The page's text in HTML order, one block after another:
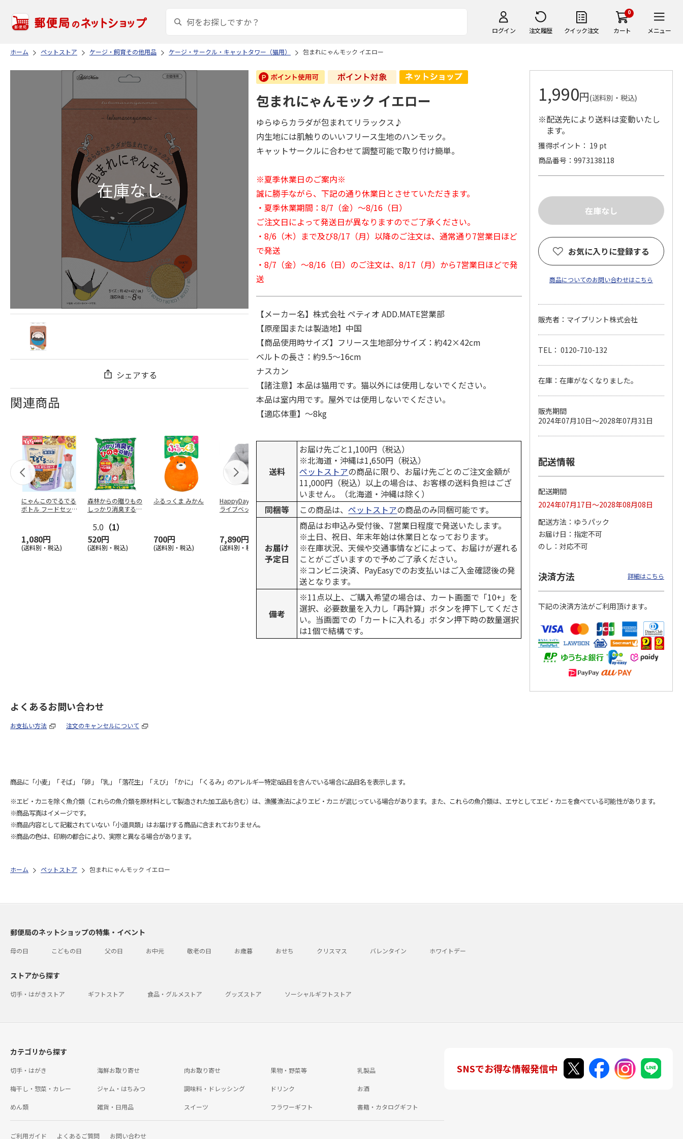
ログイン 注文履歴 クイック注文
0
カート メニュー
ホーム ペットストア ケージ・飼育その他用品 ケージ・サークル・キャットタワー（猫用） 包まれにゃんモック イエロー
シェアする
関連商品
にゃんこのでるでる
ボトル フードセッ
1,080円
(送料別・税込)
森林からの贈りもの
しっかり消臭するひ
5.0 （1）
520円
(送料別・税込)
ふるっくま みかん
700円
(送料別・税込)
HappyDays 2wayド
ライブベッド グレ
7,890円
(送料別・税込)
獣医師開発 ニオイ
をとる砂専用 猫ト
イレ ナチュラルグ
1,550円
(送料別・税込)
デオトイレ 飛び散
らない消臭・抗菌サ
ンド 4L
1,320円
(送料別・税込)
無添加良品 カムカ
ムデンタルコーン
ぐるぐるボーン型 S
…
470円
(送料別・税込)
銀のスプーン パウ
チ 健康に育つ子ね
こ用 まぐろ・かつ
おに…
120円
(送料別・税込)
ペット線香 虹のか
なた フルーティフ
ローラルの香り
590円
(送料別・税込)
鈴虫の経木 3枚入
包まれにゃんモック イエロー
ゆらゆらカラダが包まれてリラックス♪
内生地には肌触りのいいフリース生地のハンモック。
キャットサークルに合わせて調整可能で取り付け簡単。
※夏季休業日のご案内※
誠に勝手ながら、下記の通り休業日とさせていただきます。
・夏季休業期間：8/7（金）～8/16（日）
ご注文日によって発送日が異なりますのでご了承ください。
・8/6（木）まで及び8/17（月）以降のご注文は、通常通り7営業日ほど
で発送
・8/7（金）～8/16（日）のご注文は、8/17（月）から7営業日ほどで発
送
【メーカー名】株式会社 ペティオ ADD.MATE営業部
【原産国または製造地】中国
【商品使用時サイズ】フリース生地部分サイズ：約42×42cm
ベルトの長さ：約9.5～16cm
ナスカン
【諸注意】本品は猫用です。猫以外には使用しないでください。
本品は室内用です。屋外では使用しないでください。
【適応体重】～8kg
送料
お届け先ごと1,100円（税込）
※北海道・沖縄は1,650円（税込）
ペットストアの商品に限り、お届け先ごとのご注文金額が
11,000円（税込）以上の場合は、お客様の送料負担はござ
いません。（北海道・沖縄は除く）
同梱等
この商品は、ペットストアの商品のみ同梱可能です。
お届け
予定日
商品はお申込み受付後、7営業日程度で発送いたします。
※土日、祝日、年末年始は休業日となっております。
※在庫状況、天候や交通事情などによって、お届けが遅れる
ことがございますので予めご了承ください。
※コンビニ決済、PayEasyでのお支払いはご入金確認後の発
送となります。
備考
※11点以上、ご購入希望の場合は、カート画面で「10+」を
選択、必要数量を入力し「再計算」ボタンを押下してくださ
い。当画面での「カートに入れる」ボタン押下時の数量選択
は1個で結構です。
1,990円(送料別・税込)
※配送先により送料は変動いたし
ます。
獲得ポイント： 19 pt
商品番号
9973138118
お気に入りに登録する
商品についてのお問い合わせはこちら
販売者：マイプリント株式会社
TEL： 0120-710-132
在庫：在庫がなくなりました。
販売期間
2024年07月10日～2028年07月31日
配送情報
配送期間
2024年07月17日～2028年08月08日
配送方法
ゆうパック
お届け日
指定不可
のし
対応不可
決済方法 詳細はこちら
下記の決済方法がご利用頂けます。
よくあるお問い合わせ
お支払い方法 注文のキャンセルについて
商品に「小麦」「そば」「卵」「乳」「落花生」「えび」「かに」「くるみ」のアレルギー特定8品目を含んでいる場合に品目名を表示します。
※エビ・カニを除く魚介類（これらの魚介類を原材料として製造された加工品も含む）は、漁獲漁法によりエビ・カニが混じっている場合があります。また、これらの魚介類は、エサとしてエビ・カニを食べている可能性があります。
※商品写真はイメージです。
※商品内容として記載されていない「小道具類」はお届けする商品に含まれておりません。
※商品の色は、印刷の都合により、実際と異なる場合があります。
ホーム ペットストア 包まれにゃんモック イエロー
郵便局のネットショップの特集・イベント
母の日 こどもの日 父の日 お中元 敬老の日 お歳暮 おせち クリスマス バレンタイン ホワイトデー
ストアから探す
切手・はがきストア ギフトストア 食品・グルメストア グッズストア ソーシャルギフトストア
カテゴリから探す
切手・はがき 海鮮お取り寄せ 肉お取り寄せ 果物・野菜等 乳製品
梅干し・惣菜・カレー ジャム・はちみつ 調味料・ドレッシング ドリンク お酒
めん類 雑貨・日用品 スイーツ フラワーギフト 書籍・カタログギフト
ご利用ガイド よくあるご質問 お問い合わせ
SNSでお得な情報発信中